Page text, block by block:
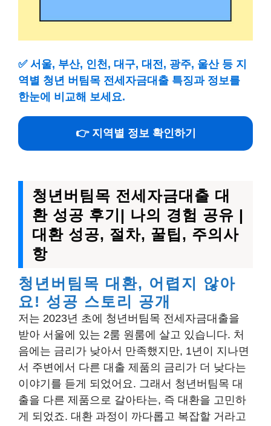
✅ 서울, 부산, 인천, 대구, 대전, 광주, 울산 등 지
역별 청년 버팀목 전세자금대출 특징과 정보를
한눈에 비교해 보세요.
👉 지역별 정보 확인하기
청년버팀목 전세자금대출 대
환 성공 후기| 나의 경험 공유 |
대환 성공, 절차, 꿀팁, 주의사
항
청년버팀목 대환, 어렵지 않아
요! 성공 스토리 공개
저는 2023년 초에 청년버팀목 전세자금대출을
받아 서울에 있는 2룸 원룸에 살고 있습니다. 처
음에는 금리가 낮아서 만족했지만, 1년이 지나면
서 주변에서 다른 대출 제품의 금리가 더 낮다는
이야기를 듣게 되었어요. 그래서 청년버팀목 대
출을 다른 제품으로 갈아타는, 즉 대환을 고민하
게 되었죠. 대환 과정이 까다롭고 복잡할 거라고